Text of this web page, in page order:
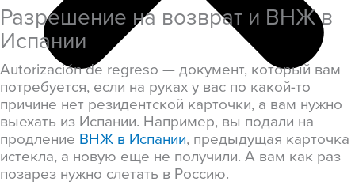
Разрешение на возврат и ВНЖ в
Испании
Autorización de regreso — документ, который вам
потребуется, если на руках у вас по какой-то
причине нет резидентской карточки, а вам нужно
выехать из Испании. Например, вы подали на
продление ВНЖ в Испании, предыдущая карточка
истекла, а новую еще не получили. А вам как раз
позарез нужно слетать в Россию.